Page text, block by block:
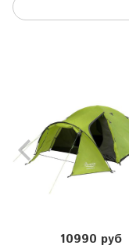
10990 руб